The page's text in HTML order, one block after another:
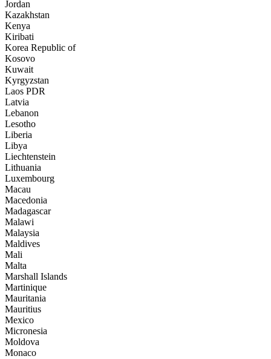
Jordan
Kazakhstan
Kenya
Kiribati
Korea Republic of
Kosovo
Kuwait
Kyrgyzstan
Laos PDR
Latvia
Lebanon
Lesotho
Liberia
Libya
Liechtenstein
Lithuania
Luxembourg
Macau
Macedonia
Madagascar
Malawi
Malaysia
Maldives
Mali
Malta
Marshall Islands
Martinique
Mauritania
Mauritius
Mexico
Micronesia
Moldova
Monaco